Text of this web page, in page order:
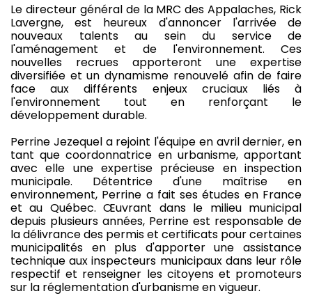
Le directeur général de la MRC des Appalaches, Rick
Lavergne, est heureux d'annoncer l'arrivée de
nouveaux talents au sein du service de
l'aménagement et de l'environnement. Ces
nouvelles recrues apporteront une expertise
diversifiée et un dynamisme renouvelé afin de faire
face aux différents enjeux cruciaux liés à
l'environnement tout en renforçant le
développement durable.
Perrine Jezequel a rejoint l'équipe en avril dernier, en
tant que coordonnatrice en urbanisme, apportant
avec elle une expertise précieuse en inspection
municipale. Détentrice d'une maîtrise en
environnement, Perrine a fait ses études en France
et au Québec. Œuvrant dans le milieu municipal
depuis plusieurs années, Perrine est responsable de
la délivrance des permis et certificats pour certaines
municipalités en plus d'apporter une assistance
technique aux inspecteurs municipaux dans leur rôle
respectif et renseigner les citoyens et promoteurs
sur la réglementation d'urbanisme en vigueur.